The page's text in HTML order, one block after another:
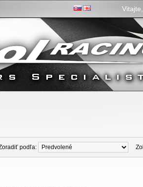
podľa: